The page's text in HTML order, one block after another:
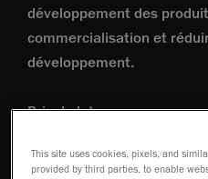
développement des
commercialisation et
développement.
Prix du lot
This site uses cookies, pixels, and
provided by third parties, to enable